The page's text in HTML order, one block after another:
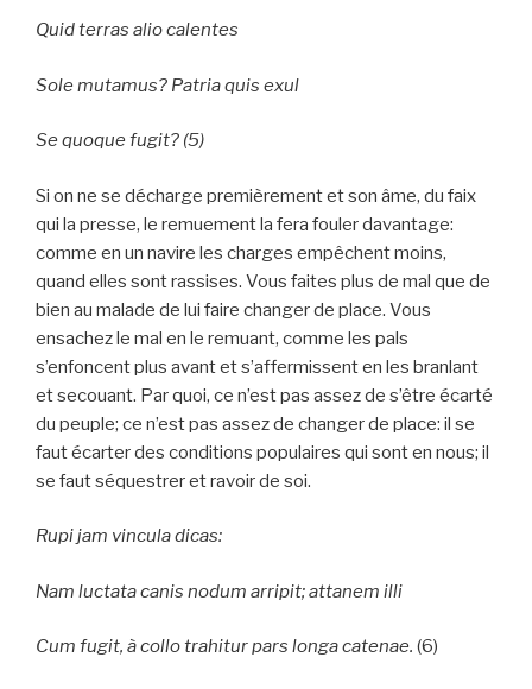
Quid terras alio calentes
Sole mutamus? Patria quis exul
Se quoque fugit? (5)
Si on ne se décharge premièrement et son âme, du faix
qui la presse, le remuement la fera fouler davantage:
comme en un navire les charges empêchent moins,
quand elles sont rassises. Vous faites plus de mal que de
bien au malade de lui faire changer de place. Vous
ensachez le mal en le remuant, comme les pals
s’enfoncent plus avant et s’affermissent en les branlant
et secouant. Par quoi, ce n’est pas assez de s’être écarté
du peuple; ce n’est pas assez de changer de place: il se
faut écarter des conditions populaires qui sont en nous; il
se faut séquestrer et ravoir de soi.
Rupi jam vincula dicas:
Nam luctata canis nodum arripit; attanem illi
Cum fugit, à collo trahitur pars longa catenae. (6)